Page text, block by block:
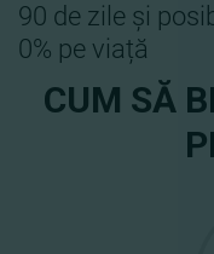
90 de zile și
0% pe viață
CUM SĂ